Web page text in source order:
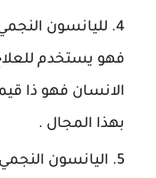
لليانسون
فهو يستخدم
الانسان فهو ذا
بهذا المجال .
اليانسون